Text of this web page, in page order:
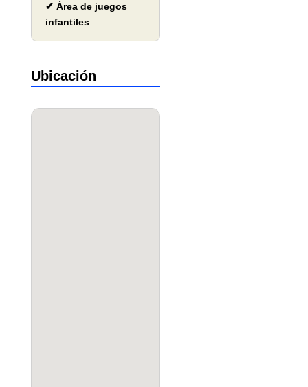
✔ Área de juegos
infantiles
Ubicación